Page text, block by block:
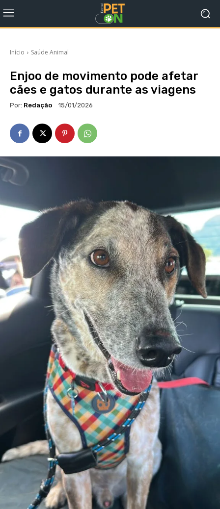
Início Saúde Animal
Enjoo de movimento pode afetar
cães e gatos durante as viagens
Por: Redação 15/01/2026